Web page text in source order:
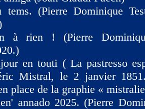
tems. (Pierre Dominique
à rien ! (Pierre
en touti ( La pastresso
Mistral, le 2 janvier
place de la graphie «
annado 2025. (Pierre